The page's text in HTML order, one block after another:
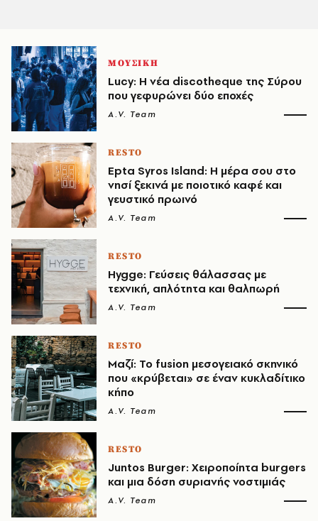
ΜΟΥΣΙΚΗ
Lucy: Η νέα discotheque της Σύρου
που γεφυρώνει δύο εποχές
A.V. Team
RESTO
Epta Syros Island: Η μέρα σου στο
νησί ξεκινά με ποιοτικό καφέ και
γευστικό πρωινό
A.V. Team
RESTO
Hygge: Γεύσεις θάλασσας με
τεχνική, απλότητα και θαλπωρή
A.V. Team
RESTO
Μαζί: Το fusion μεσογειακό σκηνικό
που «κρύβεται» σε έναν κυκλαδίτικο
κήπο
A.V. Team
RESTO
Juntos Burger: Χειροποίητα burgers
και μια δόση συριανής νοστιμιάς
A.V. Team